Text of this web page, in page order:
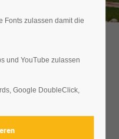
Sie als Kunde sowie für
Fonts zulassen damit die
und YouTube zulassen
Google DoubleClick,